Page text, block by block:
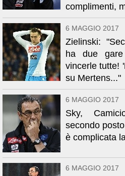
complimenti,
6 MAGGIO 2017
Zielinski:
ha due
vincerle tutte!
su Mertens..."
6 MAGGIO 2017
Sky,
secondo
è complicata
6 MAGGIO 2017